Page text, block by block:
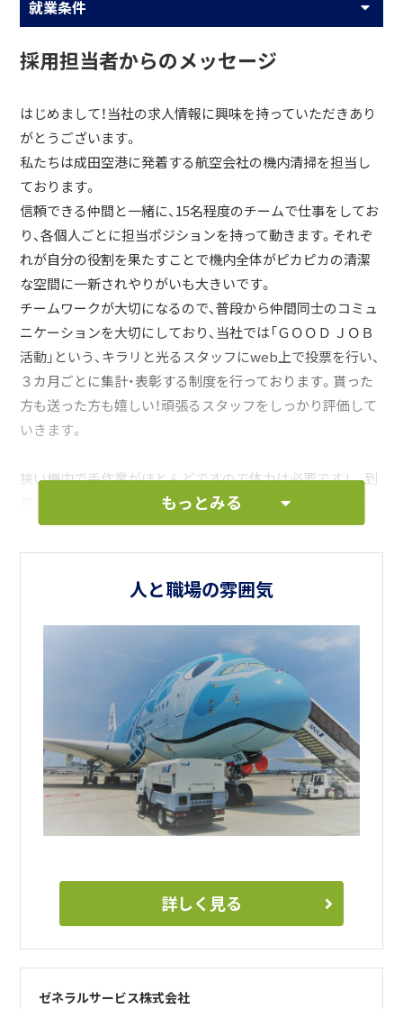
就業条件
採用担当者からのメッセージ
はじめまして！当社の求人情報に興味を持っていただきあり
がとうございます。
私たちは成田空港に発着する航空会社の機内清掃を担当し
ております。
信頼できる仲間と一緒に、15名程度のチームで仕事をしてお
り、各個人ごとに担当ポジションを持って動きます。それぞ
れが自分の役割を果たすことで機内全体がピカピカの清潔
な空間に一新されやりがいも大きいです。
チームワークが大切になるので、普段から仲間同士のコミュ
ニケーションを大切にしており、当社では「ＧＯＯＤ ＪＯＢ
活動」という、キラリと光るスタッフにweb上で投票を行い、
３カ月ごとに集計・表彰する制度を行っております。貰った
方も送った方も嬉しい！頑張るスタッフをしっかり評価して
いきます。
狭い機内で手作業がほとんどですので体力は必要ですし、到
着の飛行機に合わせて仕事を行いますので時間も規則的と
はいきませんが、その分、信頼できる仲間と味わう達成感や
チーム内で互いをフォローし合う温かい環境が当社の魅力
ビスのパートナー社として評価表彰されました。
社内イベントも多く、今後も当社と共に楽しく成長していけ
る新しいスタッフを多数名募集します。
お気軽に話を聞きに来てください。
もっとみる
人と職場の雰囲気
詳しく見る
ゼネラルサービス株式会社